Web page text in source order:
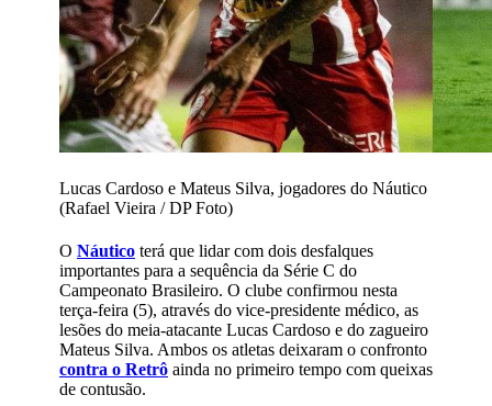
Lucas Cardoso e Mateus Silva, jogadores do Náutico
(Rafael Vieira / DP Foto)
O Náutico terá que lidar com dois desfalques
importantes para a sequência da Série C do
Campeonato Brasileiro. O clube confirmou nesta
terça-feira (5), através do vice-presidente médico, as
lesões do meia-atacante Lucas Cardoso e do zagueiro
Mateus Silva. Ambos os atletas deixaram o confronto
contra o Retrô ainda no primeiro tempo com queixas
de contusão.